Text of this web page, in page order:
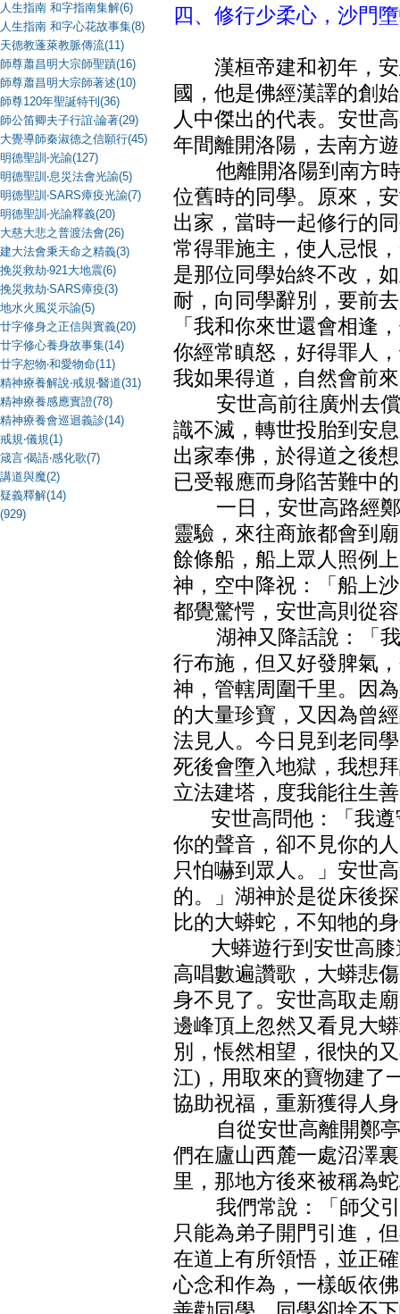
人生指南 和字指南集解(6)
人生指南 和字心花故事集(8)
天德教蓬萊教脈傳流(11)
師尊蕭昌明大宗師聖蹟(16)
師尊蕭昌明大宗師著述(10)
師尊120年聖誕特刊(36)
師公笛卿夫子行誼‧論著(29)
大覺導師秦淑德之信願行(45)
明德聖訓‧光諭(127)
明德聖訓‧息災法會光諭(5)
明德聖訓‧SARS瘴疫光諭(7)
明德聖訓‧光諭釋義(20)
大慈大悲之普渡法會(26)
建大法會秉天命之精義(3)
挽災救劫‧921大地震(6)
挽災救劫‧SARS瘴疫(3)
地水火風災示諭(5)
廿字修身之正信與實義(20)
廿字修心養身故事集(14)
廿字恕物‧和愛物命(11)
精神療養解說‧戒規‧醫道(31)
精神療養感應實證(78)
精神療養會巡迴義診(14)
戒規‧儀規(1)
箴言‧偈語‧感化歌(7)
講道與魔(2)
疑義釋解(14)
(929)
四、修行少柔心，沙門
漢桓帝建和初年，安
國，他是佛經漢譯的創
人中傑出的代表。安世
年間離開洛陽，去南方
他離開洛陽到南方時
位舊時的同學。原來，
出家，當時一起修行的
常得罪施主，使人忌恨
是那位同學始終不改，
耐，向同學辭別，要前
「我和你來世還會相逢
你經常瞋怒，好得罪人
我如果得道，自然會前
安世高前往廣州去償
識不滅，轉世投胎到安
出家奉佛，於得道之後
已受報應而身陷苦難中
一日，安世高路經鄭
靈驗，來往商旅都會到
餘條船，船上眾人照例
神，空中降祝：「船上
都覺驚愕，安世高則從
湖神又降話說：「我
行布施，但又好發脾氣
神，管轄周圍千里。因
的大量珍寶，又因為曾
法見人。今日見到老同
死後會墮入地獄，我想
立法建塔，度我能往生
安世高問他：「我遵
你的聲音，卻不見你的
只怕嚇到眾人。」安世
的。」湖神於是從床後
比的大蟒蛇，不知牠的
大蟒遊行到安世高膝
高唱數遍讚歌，大蟒悲
身不見了。安世高取走
邊峰頂上忽然又看見大
別，悵然相望，很快的
江)，用取來的寶物建了
協助祝福，重新獲得人
自從安世高離開鄭亭
們在廬山西麓一處沼澤
里，那地方後來被稱為
我們常說：「師父引
只能為弟子開門引進，
在道上有所領悟，並正
心念和作為，一樣皈依